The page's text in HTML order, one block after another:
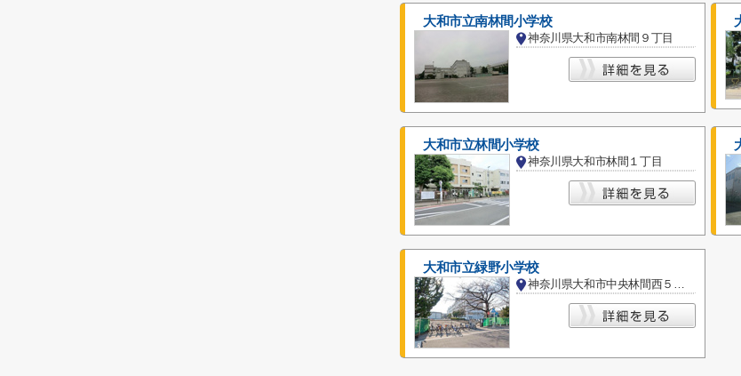
大和市立南林間小学校
神奈川県大和市南林間９丁目
大和市立林間小学校
神奈川県大和市林間１丁目
大和市立緑野小学校
神奈川県大和市中央林間西５丁目